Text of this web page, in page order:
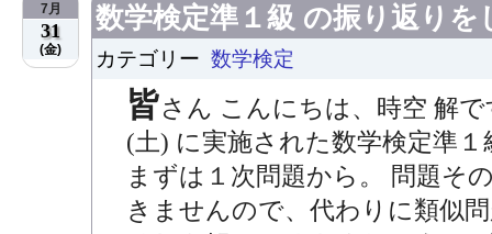
7月
31
(金)
数学検定準１級 の振り返りを
カテゴリー 数学検定
皆さん こんにちは、時空 解
(土) に実施された数学検定準
まずは１次問題から。 問題そ
きませんので、代わりに類似